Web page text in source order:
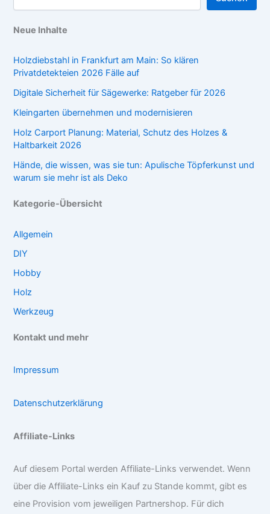
Neue Inhalte
Holzdiebstahl in Frankfurt am Main: So klären
Privatdetekteien 2026 Fälle auf
Digitale Sicherheit für Sägewerke: Ratgeber für 2026
Kleingarten übernehmen und modernisieren
Holz Carport Planung: Material, Schutz des Holzes &
Haltbarkeit 2026
Hände, die wissen, was sie tun: Apulische Töpferkunst und
warum sie mehr ist als Deko
Kategorie-Übersicht
Allgemein
DIY
Hobby
Holz
Werkzeug
Kontakt und mehr
Impressum
Datenschutzerklärung
Affiliate-Links
Auf diesem Portal werden Affiliate-Links verwendet. Wenn
über die Affiliate-Links ein Kauf zu Stande kommt, gibt es
eine Provision vom jeweiligen Partnershop. Für dich